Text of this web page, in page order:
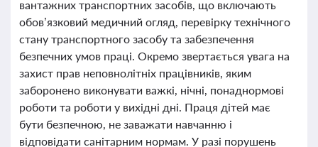
вантажних транспортних засобів, що включають
обов’язковий медичний огляд, перевірку технічного
стану транспортного засобу та забезпечення
безпечних умов праці. Окремо звертається увага на
захист прав неповнолітніх працівників, яким
заборонено виконувати важкі, нічні, понаднормові
роботи та роботи у вихідні дні. Праця дітей має
бути безпечною, не заважати навчанню і
відповідати санітарним нормам. У разі порушень